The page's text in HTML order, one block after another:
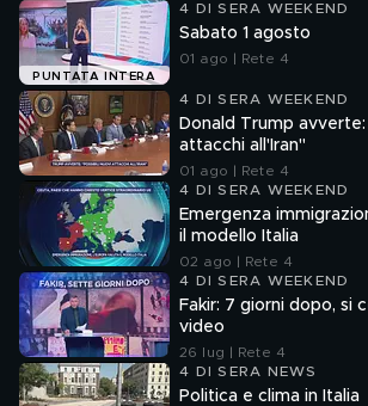
PUNTATA INTERA
4 DI SERA WEEKEND
Sabato 1 agosto
01 ago | Rete 4
4 DI SERA WEEKEND
Donald Trump
attacchi all'Iran"
01 ago | Rete 4
4 DI SERA WEEKEND
Emergenza
il modello Italia
02 ago | Rete 4
4 DI SERA WEEKEND
Fakir: 7 giorni dopo, si
video
26 lug | Rete 4
4 DI SERA NEWS
Politica e clima in Italia